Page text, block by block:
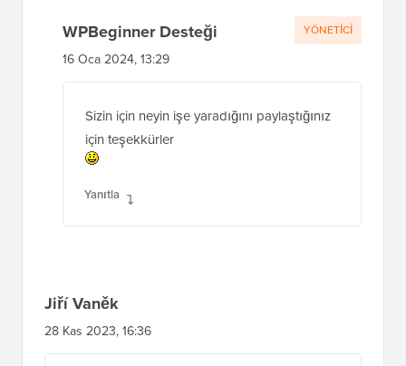
WPBeginner Desteği
16 Oca 2024, 13:29
Sizin için neyin işe yaradığını paylaştığınız
için teşekkürler
Yanıtla
YÖNETICI
Jiří Vaněk
28 Kas 2023, 16:36